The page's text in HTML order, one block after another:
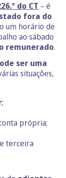
do CT – é
fora do
um horário de
ao sábado
remunerado.
ser uma
situações,
;
própria;
terceira